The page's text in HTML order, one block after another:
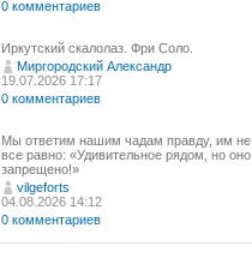
0 комментариев
Иркутский скалолаз. Фри Соло.
Миргородский Александр
19.07.2026 17:17
0 комментариев
Мы ответим нашим чадам правду, им не
все равно: «Удивительное рядом, но оно
запрещено!»
vilgeforts
04.08.2026 14:12
0 комментариев